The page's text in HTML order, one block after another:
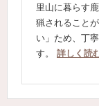
里山に暮らす
猟されること
い」ため、丁
す。 詳しく読